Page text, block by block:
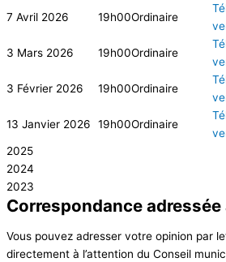
7 Avril 2026 19h00Ordinaire
3 Mars 2026 19h00Ordinaire
3 Février 2026 19h00Ordinaire
13 Janvier 2026 19h00Ordinaire
2025
2024
2023
Correspondance
Vous pouvez adresser votre opinion par
directement à l’attention du Conseil